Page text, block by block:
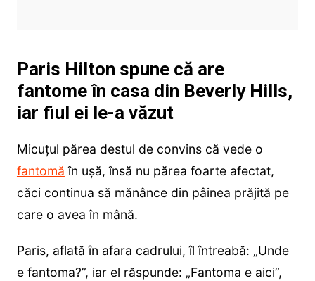
Paris Hilton spune că are
fantome în casa din Beverly Hills,
iar fiul ei le-a văzut
Micuțul părea destul de convins că vede o
fantomă în ușă, însă nu părea foarte afectat,
căci continua să mănânce din pâinea prăjită pe
care o avea în mână.
Paris, aflată în afara cadrului, îl întreabă: „Unde
e fantoma?”, iar el răspunde: „Fantoma e aici”,